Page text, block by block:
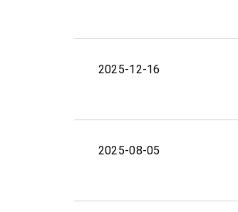
2025-12-16
2025-08-05